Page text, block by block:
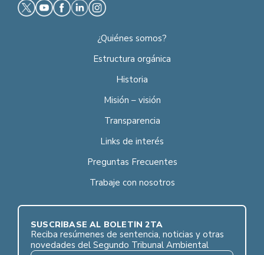
¿Quiénes somos?
Estructura orgánica
Historia
Misión – visión
Transparencia
Links de interés
Preguntas Frecuentes
Trabaje con nosotros
SUSCRÍBASE AL BOLETÍN 2TA
Reciba resúmenes de sentencia, noticias y otras
novedades del Segundo Tribunal Ambiental